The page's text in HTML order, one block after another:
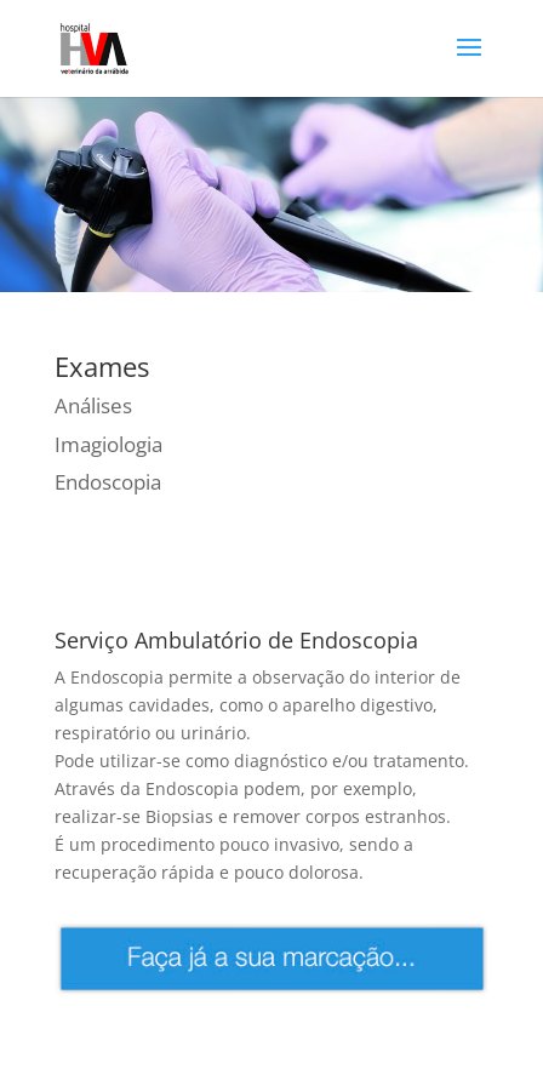
Exames
Análises
Imagiologia
Endoscopia
Serviço Ambulatório de Endoscopia
A Endoscopia permite a observação do interior de
algumas cavidades, como o aparelho digestivo,
respiratório ou urinário.
Pode utilizar-se como diagnóstico e/ou tratamento.
Através da Endoscopia podem, por exemplo,
realizar-se Biopsias e remover corpos estranhos.
É um procedimento pouco invasivo, sendo a
recuperação rápida e pouco dolorosa.